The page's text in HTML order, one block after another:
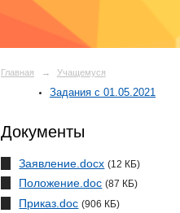
Главная → Учащемуся
Задания с 01.05.2021
Документы
Заявление.docx (12 КБ)
Положение.doc (87 КБ)
Приказ.doc (906 КБ)